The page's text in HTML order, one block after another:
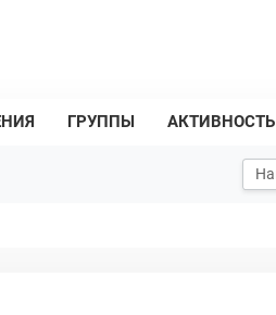
ГРУППЫ АКТИВНОСТЬ